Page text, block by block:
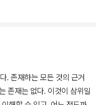
. 존재하는 모든 것의 근거
존재는 없다. 이것이 삼위일